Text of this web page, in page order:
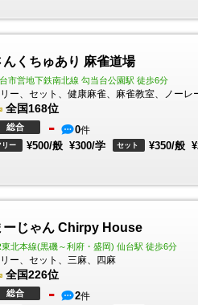
んくちゅあり 麻雀道場
市営地下鉄南北線 勾当台公園駅 徒歩6分
ー、セット、健康麻雀、麻雀教室、ノーレ
全国168位
総合 - 0件
リー ¥500/般 ¥300/学 セット ¥350/般
ーじゃん Chirpy House
北本線(黒磯～利府・盛岡) 仙台駅 徒歩6分
ー、セット、三麻、四麻
全国226位
総合 - 2件